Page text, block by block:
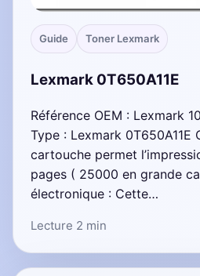
Guide Toner Lexmark
Lexmark 0T650A11E
Référence OEM : Lexmark
Type : Lexmark 0T650A11E
cartouche permet
pages ( 25000 en grande
électronique : Cette…
Lecture 2 min